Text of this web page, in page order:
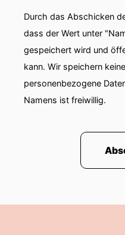
Durch das Abschicken
dass der Wert unter
gespeichert wird und
kann. Wir speichern
personenbezogene
Namens ist freiwillig.